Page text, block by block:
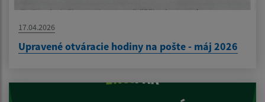
17.04.2026
Upravené otváracie hodiny na pošte - máj 2026